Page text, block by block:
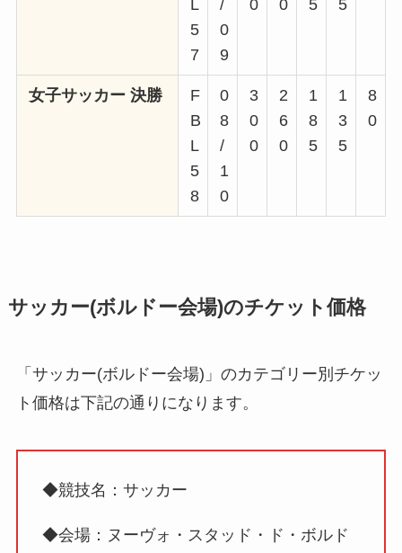
L
5
7
/
0
9
0
0
5
5
女子サッカー 決勝
F
B
L
5
8
0
8
/
1
0
3
0
0
2
6
0
1
8
5
1
3
5
8
0
サッカー(ボルドー会場)のチケット価格
「サッカー(ボルドー会場)」のカテゴリー別チケッ
ト価格は下記の通りになります。
◆競技名：サッカー
◆会場：ヌーヴォ・スタッド・ド・ボルド